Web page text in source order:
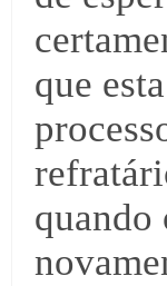
que
quando